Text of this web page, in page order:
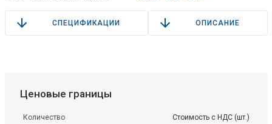
СПЕЦИФИКАЦИИ ОПИСАНИЕ
Ценовые границы
Количество Стоимость с НДС (шт.)